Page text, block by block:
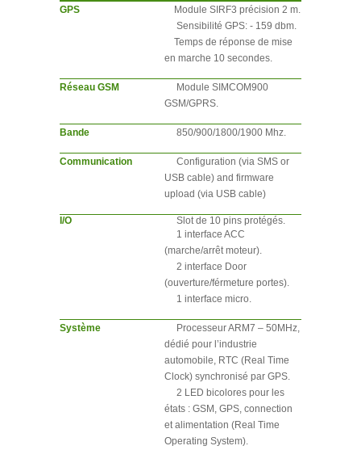
GPS
Module SIRF3 précision 2 m.
Sensibilité GPS: - 159 dbm.
Temps de réponse de mise
en marche 10 secondes.
Réseau GSM
Module SIMCOM900
GSM/GPRS.
Bande 850/900/1800/1900 Mhz.
Communication
Configuration (via SMS or
USB cable) and firmware
upload (via USB cable)
I/O
Slot de 10 pins protégés.
1 interface ACC
(marche/arrêt moteur).
2 interface Door
(ouverture/férmeture portes).
1 interface micro.
Système
Processeur ARM7 – 50MHz,
dédié pour l’industrie
automobile, RTC (Real Time
Clock) synchronisé par GPS.
2 LED bicolores pour les
états : GSM, GPS, connection
et alimentation (Real Time
Operating System).